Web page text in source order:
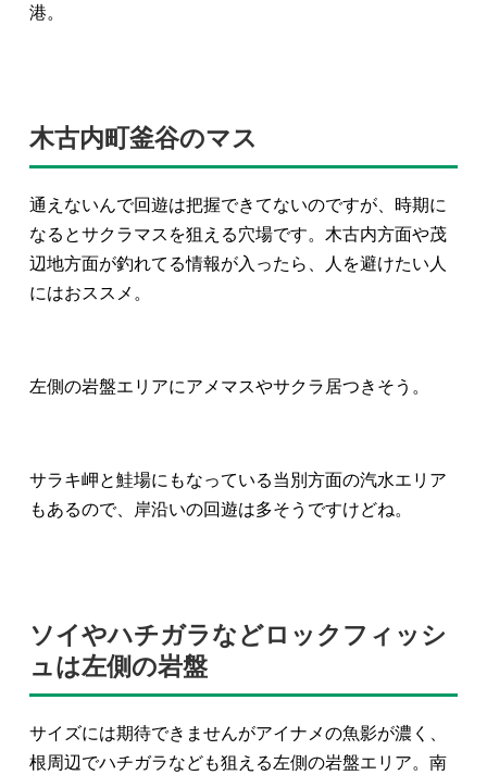
港。
木古内町釜谷のマス
通えないんで回遊は把握できてないのですが、時期に
なるとサクラマスを狙える穴場です。木古内方面や茂
辺地方面が釣れてる情報が入ったら、人を避けたい人
にはおススメ。
左側の岩盤エリアにアメマスやサクラ居つきそう。
サラキ岬と鮭場にもなっている当別方面の汽水エリア
もあるので、岸沿いの回遊は多そうですけどね。
ソイやハチガラなどロックフィッシ
ュは左側の岩盤
サイズには期待できませんがアイナメの魚影が濃く、
根周辺でハチガラなども狙える左側の岩盤エリア。南